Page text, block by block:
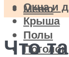
Окна и
Крыша
Полы
Потолок
Меню
Что